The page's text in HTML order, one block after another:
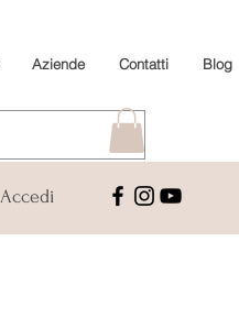
Aziende Contatti Blog
Accedi